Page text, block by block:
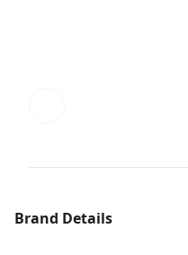
Brand Details